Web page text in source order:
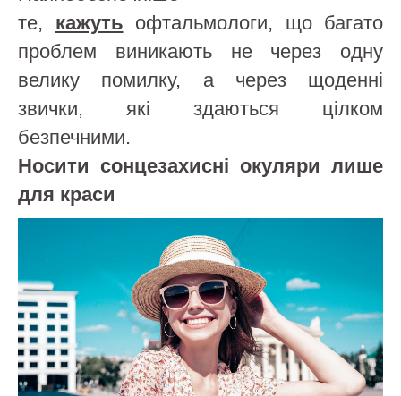
те, кажуть офтальмологи, що багато
проблем виникають не через одну
велику помилку, а через щоденні
звички, які здаються цілком
безпечними.
Носити сонцезахисні окуляри лише
для краси